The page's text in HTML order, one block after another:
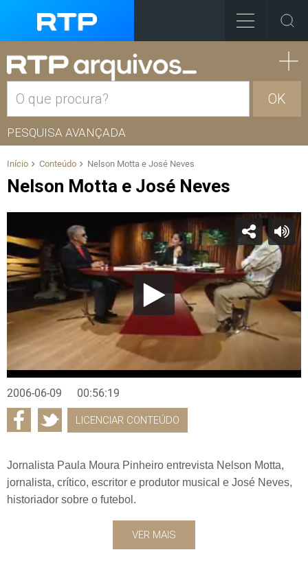
OK
PESQUISA AVANÇADA
Início Conteúdo Nelson Motta e José Neves
Nelson Motta e José Neves
2006-06-09 00:56:19
LICENCIAR CONTEÚDO
Jornalista Paula Moura Pinheiro entrevista Nelson Motta,
jornalista, crítico, escritor e produtor musical e José Neves,
historiador sobre o futebol.
VER MAIS